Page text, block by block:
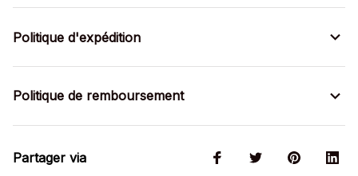
Politique d'expédition
Politique de remboursement
Partager via